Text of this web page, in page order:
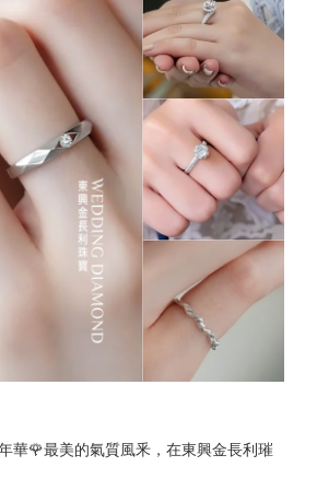
華🌹最美的氣質風釆，在東興金長利璀